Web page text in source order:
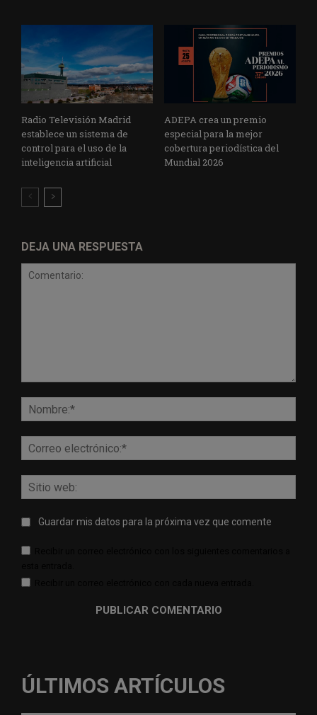
Radio Televisión Madrid
establece un sistema de
control para el uso de la
inteligencia artificial
ADEPA crea un premio
especial para la mejor
cobertura periodística del
Mundial 2026
DEJA UNA RESPUESTA
Guardar mis datos para la próxima vez que comente
ÚLTIMOS ARTÍCULOS